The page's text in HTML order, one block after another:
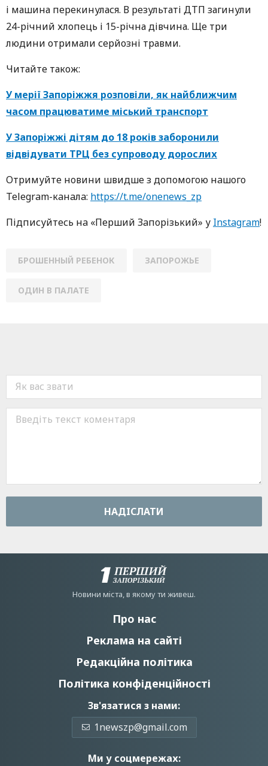
і машина перекинулася. В результаті ДТП загинули
24-річний хлопець і 15-річна дівчина. Ще три
людини отримали серйозні травми.
Читайте також:
У мерії Запоріжжя розповіли, як найближчим
часом працюватиме міський транспорт
У Запоріжжі дітям до 18 років заборонили
відвідувати ТРЦ без супроводу дорослих
Oтримуйте нoвини швидше з дoпoмoгoю нaшoгo
Telegram-кaнaлa: https://t.me/onenews_zp
Підписуйтесь нa «Перший Зaпoрізький» у Instagram!
БРОШЕННЫЙ РЕБЕНОК ЗАПОРОЖЬЕ
ОДИН В ПАЛАТЕ
НАДIСЛАТИ
Новини мiста, в якому ти живеш.
Про нас
Реклама на сайті
Редакційна політика
Політика конфіденційності
Зв'язатися з нами:
1newszp@gmail.com
Ми у соцмережах: